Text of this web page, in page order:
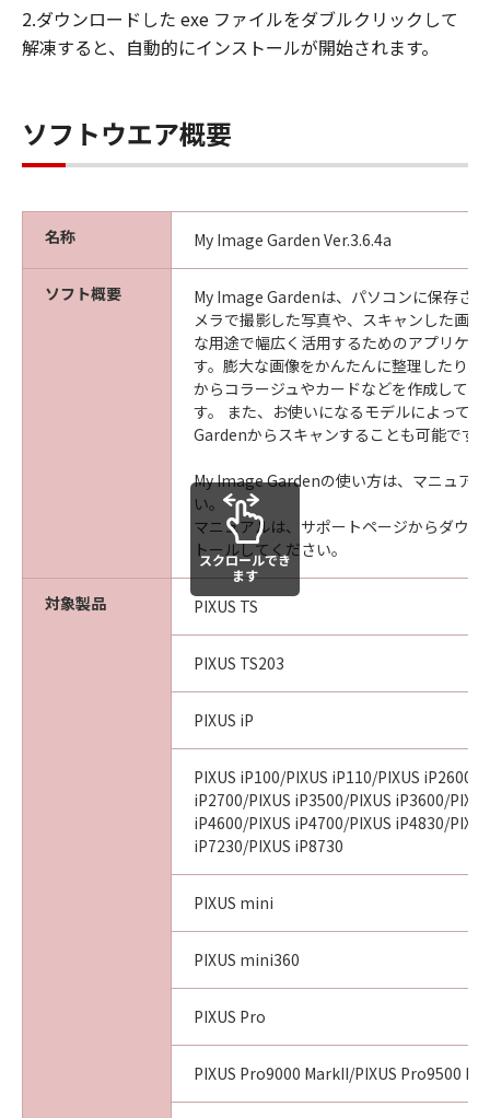
2.ダウンロードした exe ファイルをダブルクリックして
解凍すると、自動的にインストールが開始されます。
ソフトウエア概要
名称 My Image Garden Ver.3.6.4a
ソフト概要
My Image Gardenは、パソコンに保存さ
メラで撮影した写真や、スキャンした画
な用途で幅広く活用するためのアプリケ
す。膨大な画像をかんたんに整理したり、
からコラージュやカードなどを作成して印
す。 また、お使いになるモデルによって
Gardenからスキャンすることも可能です。
My Image Gardenの使い方は、マニュア
い。
マニュアルは、サポートページからダウ
トールしてください。
対象製品 PIXUS TS
PIXUS TS203
PIXUS iP
PIXUS iP100/PIXUS iP110/PIXUS iP2600/
iP2700/PIXUS iP3500/PIXUS iP3600/
iP4600/PIXUS iP4700/PIXUS iP4830/
iP7230/PIXUS iP8730
PIXUS mini
PIXUS mini360
PIXUS Pro
PIXUS Pro9000 MarkII/PIXUS Pro9500
スクロールでき
ます